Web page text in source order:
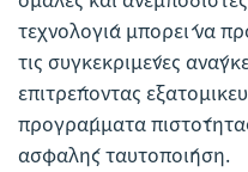
τεχνολογία μπορεί να
τις συγκεκριμένες
επιτρέποντας
προγράμματα
ασφαλής ταυτοποίηση.